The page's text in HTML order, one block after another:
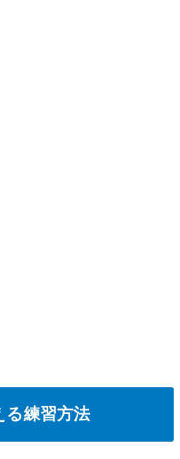
練習方法